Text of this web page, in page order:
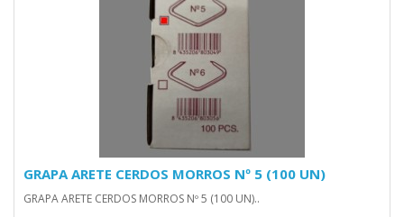
GRAPA ARETE CERDOS MORROS Nº 5 (100 UN)
GRAPA ARETE CERDOS MORROS Nº 5 (100 UN)..